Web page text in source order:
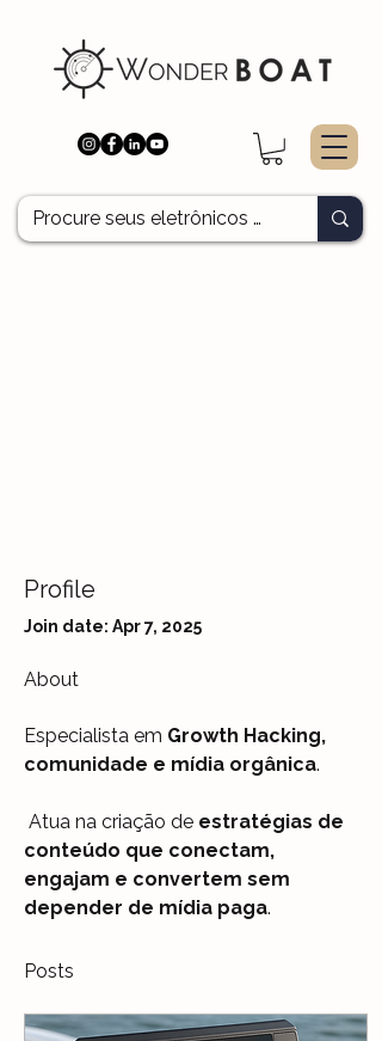
Profile
Join date: Apr 7, 2025
About
Especialista em Growth Hacking,
comunidade e mídia orgânica.
Atua na criação de estratégias de
conteúdo que conectam,
engajam e convertem sem
depender de mídia paga.
Posts